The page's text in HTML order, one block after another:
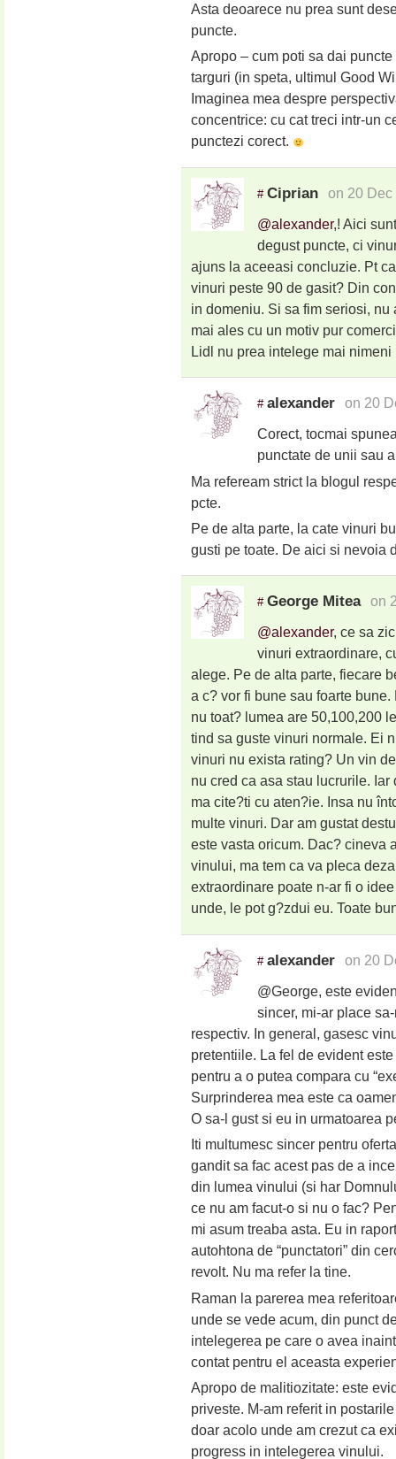
Asta deoarece nu prea sunt
puncte.
Apropo – cum poti sa dai
targuri (in speta, ultimul Good
Imaginea mea despre
concentrice: cu cat treci intr-un
punctezi corect.
# Ciprian on 20 Dec
@alexander,! Aici
degust puncte, ci
ajuns la aceeasi concluzie. Pt
vinuri peste 90 de gasit? Din
in domeniu. Si sa fim seriosi,
mai ales cu un motiv pur
Lidl nu prea intelege mai
# alexander on 20
Corect, tocmai
punctate de unii sau
Ma refeream strict la blogul
pcte.
Pe de alta parte, la cate vinuri
gusti pe toate. De aici si nevoia
# George Mitea on
@alexander, ce sa
vinuri extraordinare,
alege. Pe de alta parte, fiecare
a c? vor fi bune sau foarte
nu toat? lumea are 50,100,200
tind sa guste vinuri normale. Ei
vinuri nu exista rating? Un vin
nu cred ca asa stau lucrurile.
ma cite?ti cu aten?ie. Insa nu
multe vinuri. Dar am gustat
este vasta oricum. Dac? cineva
vinului, ma tem ca va pleca
extraordinare poate n-ar fi o
unde, le pot g?zdui eu. Toate
# alexander on 20
@George, este
sincer, mi-ar place
respectiv. In general, gasesc
pretentiile. La fel de evident
pentru a o putea compara cu
Surprinderea mea este ca
O sa-l gust si eu in urmatoarea
Iti multumesc sincer pentru
gandit sa fac acest pas de a
din lumea vinului (si har
ce nu am facut-o si nu o fac?
mi asum treaba asta. Eu in
autohtona de “punctatori” din
revolt. Nu ma refer la tine.
Raman la parerea mea
unde se vede acum, din punct
intelegerea pe care o avea
contat pentru el aceasta
Apropo de malitiozitate: este
priveste. M-am referit in
doar acolo unde am crezut ca
progress in intelegerea vinului.